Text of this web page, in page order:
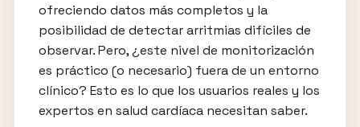
ofreciendo datos más completos y la
posibilidad de detectar arritmias difíciles de
observar. Pero, ¿este nivel de monitorización
es práctico (o necesario) fuera de un entorno
clínico? Esto es lo que los usuarios reales y los
expertos en salud cardíaca necesitan saber.